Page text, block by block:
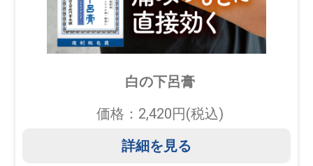
白の下呂膏
価格：2,420円(税込)
詳細を見る